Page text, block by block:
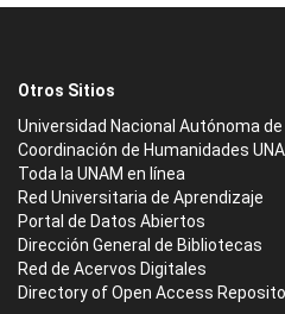
Otros Sitios
Universidad Nacional Autónoma
Coordinación de Humanidades
Toda la UNAM en línea
Red Universitaria de Aprendizaje
Portal de Datos Abiertos
Dirección General de Bibliotecas
Red de Acervos Digitales
Directory of Open Access